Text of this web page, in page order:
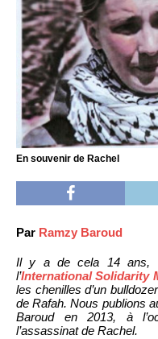
En souvenir de Rachel
Par Ramzy Baroud
Il y a de cela 14 ans,
l’International Solidarity
les chenilles d’un
de Rafah. Nous publions
Baroud en 2013, à
l’assassinat de Rachel.